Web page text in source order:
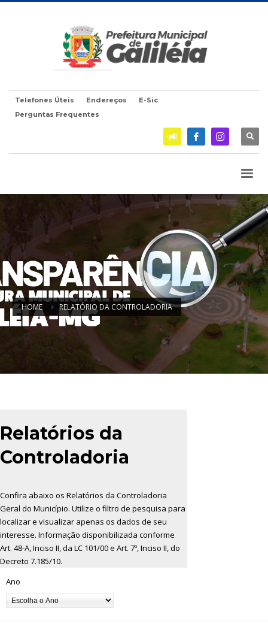
Telefones Úteis Endereços
E-Sic
Perguntas Frequentes
HOME RELATÓRIO DA CONTROLADORIA
Relatórios da
Controladoria
Confira abaixo os Relatórios da Controladoria
Geral do Município. Utilize o filtro de pesquisa para
localizar e visualizar apenas os dados de seu
interesse. Informação disponibilizada conforme
Art. 48-A, Inciso II, da LC 101/00 e Art. 7º, Inciso II, do
Decreto 7.185/10.
Ano